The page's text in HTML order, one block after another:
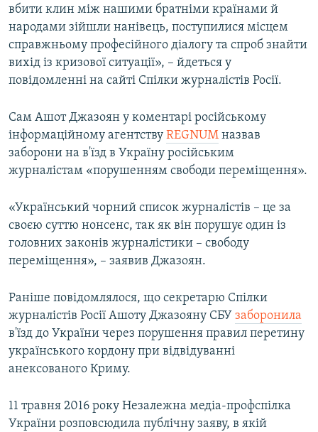
вбити клин між нашими братніми країнами й
народами зійшли нанівець, поступилися місцем
справжньому професійного діалогу та спроб знайти
вихід із кризової ситуації», – йдеться у
повідомленні на сайті Спілки журналістів Росії.
Сам Ашот Джазоян у коментарі російському
інформаційному агентству REGNUM назвав
заборони на в'їзд в Україну російським
журналістам «порушенням свободи переміщення».
«Український чорний список журналістів – це за
своєю суттю нонсенс, так як він порушує один із
головних законів журналістики – свободу
переміщення», – заявив Джазоян.
Раніше повідомлялося, що секретарю Спілки
журналістів Росії Ашоту Джазояну СБУ заборонила
в'їзд до України через порушення правил перетину
українського кордону при відвідуванні
анексованого Криму.
11 травня 2016 року Незалежна медіа-профспілка
України розповсюдила публічну заяву, в якій